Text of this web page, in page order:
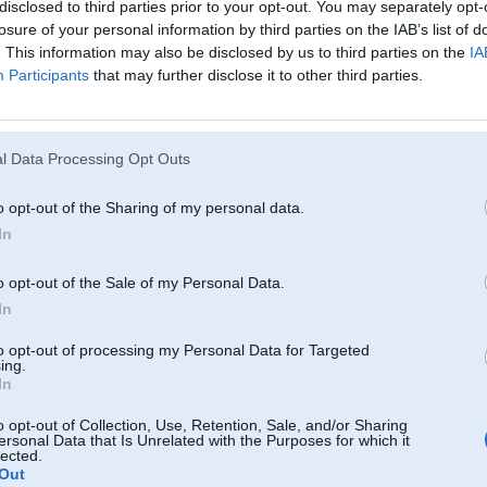
to third parties prior to your opt-out. You may separately
of your personal information by third parties on the IAB’s list of
This information may also be disclosed by us to third parties on the
Participants that may further disclose it to other third parties.
Data Processing Opt Outs
opt-out of the Sharing of my personal data.
opt-out of the Sale of my Personal Data.
opt-out of processing my Personal Data for Targeted
opt-out of Collection, Use, Retention, Sale, and/or Sharing
Data that Is Unrelated with the Purposes for which it
Kas ir hameleona krasa? Kreisaja puse izskatas jauns lukturis, labaja
labs efekts un maximali maz atskirtos, labak butu lukturi nolakot